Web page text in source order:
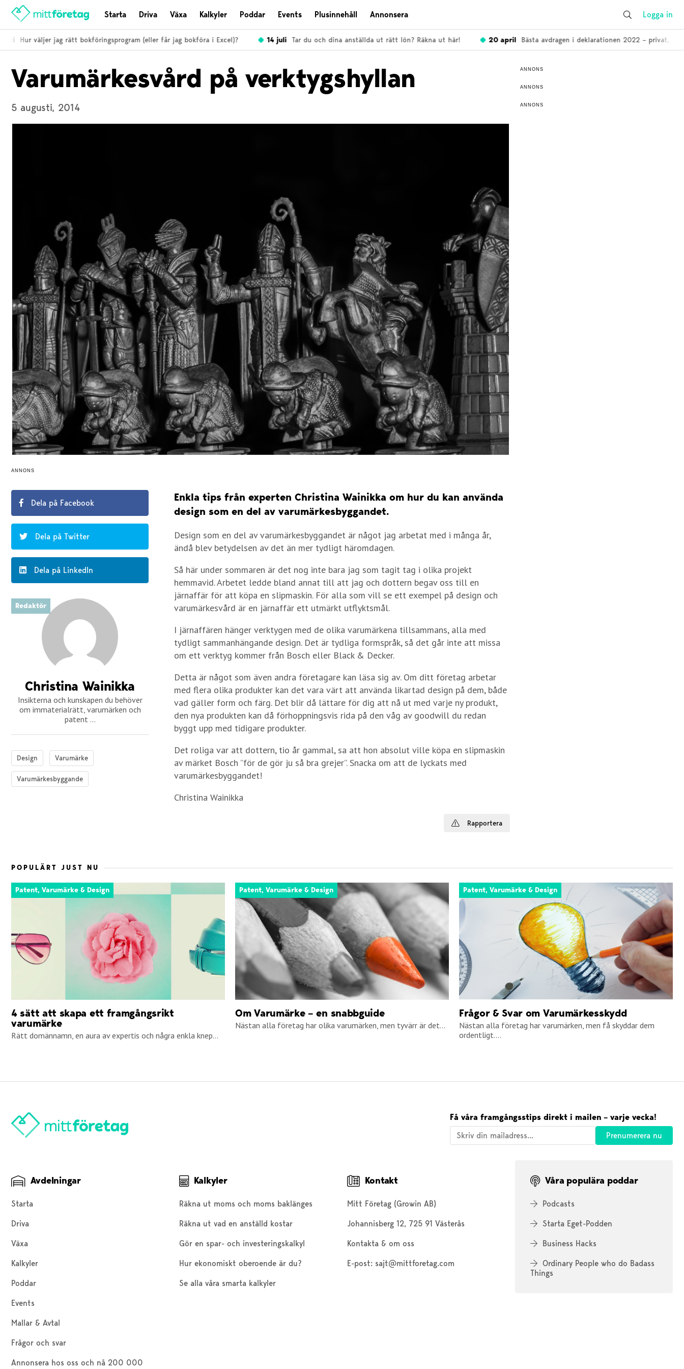
Starta Driva Växa Kalkyler Poddar Events Plusinnehåll Annonsera Logga in
Hur väljer jag rätt bokföringsprogram (eller får jag bokföra i Excel)? 14 juli Tar du och dina anställda ut rätt lön? Räkna ut här! 20 april Bästa avdragen i deklarationen 2022 – privat,
Varumärkesvård på verktygshyllan
5 augusti, 2014
ANNONS
Dela på Facebook
Dela på Twitter
Dela på LinkedIn
Redaktör
Christina Wainikka
Insikterna och kunskapen du behöver
om immaterialrätt, varumärken och
patent ...
Design Varumärke
Varumärkesbyggande
Enkla tips från experten Christina Wainikka om hur du kan använda
design som en del av varumärkesbyggandet.
Design som en del av varumärkesbyggandet är något jag arbetat med i många år,
ändå blev betydelsen av det än mer tydligt häromdagen.
Så här under sommaren är det nog inte bara jag som tagit tag i olika projekt
hemmavid. Arbetet ledde bland annat till att jag och dottern begav oss till en
järnaffär för att köpa en slipmaskin. För alla som vill se ett exempel på design och
varumärkesvård är en järnaffär ett utmärkt utflyktsmål.
I järnaffären hänger verktygen med de olika varumärkena tillsammans, alla med
tydligt sammanhängande design. Det är tydliga formspråk, så det går inte att missa
om ett verktyg kommer från Bosch eller Black & Decker.
Detta är något som även andra företagare kan läsa sig av. Om ditt företag arbetar
med flera olika produkter kan det vara värt att använda likartad design på dem, både
vad gäller form och färg. Det blir då lättare för dig att nå ut med varje ny produkt,
den nya produkten kan då förhoppningsvis rida på den våg av goodwill du redan
byggt upp med tidigare produkter.
Det roliga var att dottern, tio år gammal, sa att hon absolut ville köpa en slipmaskin
av märket Bosch ”för de gör ju så bra grejer”. Snacka om att de lyckats med
varumärkesbyggandet!
Christina Wainikka
Rapportera
ANNONS
ANNONS
ANNONS
POPULÄRT JUST NU
Patent, Varumärke & Design
4 sätt att skapa ett framgångsrikt
varumärke
Rätt domännamn, en aura av expertis och några enkla knep...
Patent, Varumärke & Design
Om Varumärke – en snabbguide
Nästan alla företag har olika varumärken, men tyvärr är det...
Patent, Varumärke & Design
Frågor & Svar om Varumärkesskydd
Nästan alla företag har varumärken, men få skyddar dem
ordentligt....
Få våra framgångsstips direkt i mailen – varje vecka!
Avdelningar
Starta
Driva
Växa
Kalkyler
Poddar
Events
Mallar & Avtal
Frågor och svar
Annonsera hos oss och nå 200 000
Kalkyler
Räkna ut moms och moms baklänges
Räkna ut vad en anställd kostar
Gör en spar- och investeringskalkyl
Hur ekonomiskt oberoende är du?
Se alla våra smarta kalkyler
Kontakt
Mitt Företag (Growin AB)
Johannisberg 12, 725 91 Västerås
Kontakta & om oss
E-post: sajt@mittforetag.com
Våra populära poddar
Podcasts
Starta Eget-Podden
Business Hacks
Ordinary People who do Badass
Things